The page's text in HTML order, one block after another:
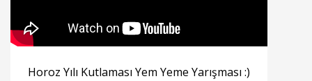
Horoz Yılı Kutlaması Yem Yeme Yarışması :)